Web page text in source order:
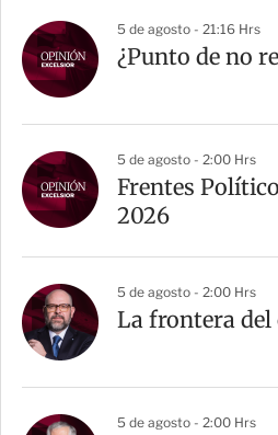
5 de agosto - 21:16 Hrs
¿Punto de no
5 de agosto - 2:00 Hrs
Frentes
2026
5 de agosto - 2:00 Hrs
La frontera
5 de agosto - 2:00 Hrs